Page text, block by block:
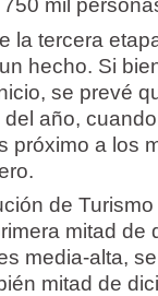
mil
la tercera
hecho. Si
se prevé
año,
próximo a los
de
mitad de
media-alta,
mitad de